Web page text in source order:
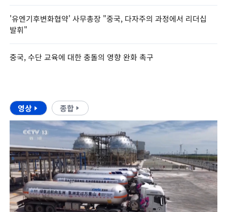
'유엔기후변화협약' 사무총장 "중국, 다자주의 과정에서 리더십
발휘"
중국, 수단 교육에 대한 충돌의 영향 완화 촉구
영상 종합